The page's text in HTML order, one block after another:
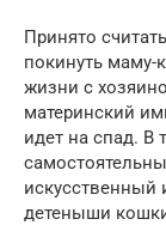
Принято
покинуть маму-
жизни с
материнский
идет на спад. В
искусственный
детеныши